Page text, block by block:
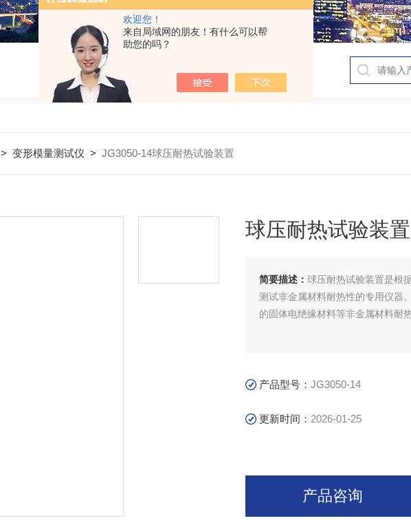
欢迎您！
来自局域网的朋友！有什么可以帮
助您的吗？
>变形模量测试仪 >JG3050-14球压耐热试验装置
球压耐热试验装置
简要描述：球压耐热试验装置是根
测试非金属材料耐热性的专用仪器
的固体电绝缘材料等非金属材料耐
产品型号：JG3050-14
更新时间： 2026-01-25
产品咨询